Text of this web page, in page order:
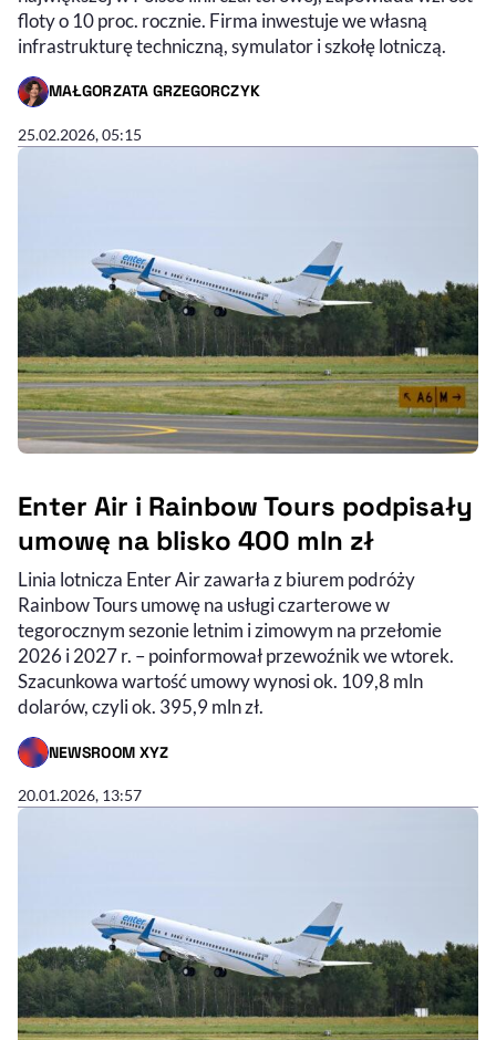
floty o 10 proc. rocznie. Firma inwestuje we własną
infrastrukturę techniczną, symulator i szkołę lotniczą.
MAŁGORZATA GRZEGORCZYK
- AUTOR ARTYKUŁU - PROFIL
25.02.2026, 05:15
Enter Air i Rainbow Tours podpisały
umowę na blisko 400 mln zł
Linia lotnicza Enter Air zawarła z biurem podróży
Rainbow Tours umowę na usługi czarterowe w
tegorocznym sezonie letnim i zimowym na przełomie
2026 i 2027 r. – poinformował przewoźnik we wtorek.
Szacunkowa wartość umowy wynosi ok. 109,8 mln
dolarów, czyli ok. 395,9 mln zł.
NEWSROOM XYZ
- AUTOR ARTYKUŁU - PROFIL
20.01.2026, 13:57